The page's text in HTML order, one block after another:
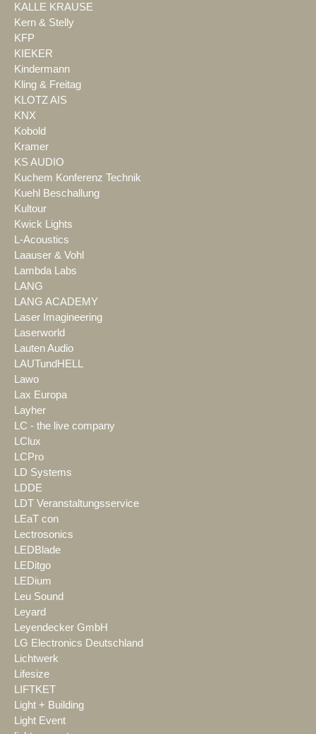
KALLE KRAUSE
Kern & Stelly
KFP
KIEKER
Kindermann
Kling & Freitag
KLOTZ AIS
KNX
Kobold
Kramer
KS AUDIO
Kuchem Konferenz Technik
Kuehl Beschallung
Kultour
Kwick Lights
L-Acoustics
Laauser & Vohl
Lambda Labs
LANG
LANG ACADEMY
Laser Imagineering
Laserworld
Lauten Audio
LAUTundHELL
Lawo
Lax Europa
Layher
LC - the live company
LClux
LCPro
LD Systems
LDDE
LDT Veranstaltungsservice
LEaT con
Lectrosonics
LEDBlade
LEDitgo
LEDium
Leu Sound
Leyard
Leyendecker GmbH
LG Electronics Deutschland
Lichtwerk
Lifesize
LIFTKET
Light + Building
Light Event